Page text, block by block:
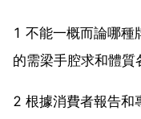
1 不能一概而論哪種
的需梁手腔求和體質
2 根據消費者報告和